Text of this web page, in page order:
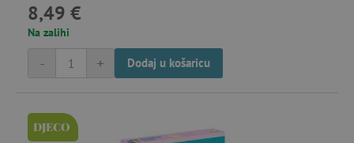
8,49 €
Na zalihi
+
- Dodaj u košaricu
DJECO